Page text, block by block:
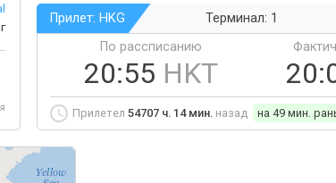
Прилет: HKG Терминал: 1
По рассписанию
20:55 HKT
Прилетел 54707 ч. 14 мин. назад на 49 мин.